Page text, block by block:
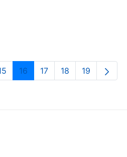
intermedias Use TAB para
PáginaPágina
16 Página
17 Página
18 Página
19